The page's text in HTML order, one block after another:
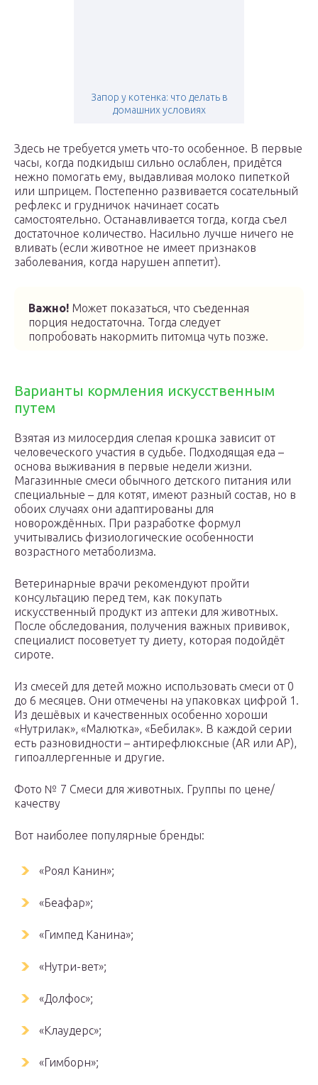
Запор у котенка: что делать в
домашних условиях
Здесь не требуется уметь что-то особенное. В первые
часы, когда подкидыш сильно ослаблен, придётся
нежно помогать ему, выдавливая молоко пипеткой
или шприцем. Постепенно развивается сосательный
рефлекс и грудничок начинает сосать
самостоятельно. Останавливается тогда, когда съел
достаточное количество. Насильно лучше ничего не
вливать (если животное не имеет признаков
заболевания, когда нарушен аппетит).
Важно! Может показаться, что съеденная
порция недостаточна. Тогда следует
попробовать накормить питомца чуть позже.
Варианты кормления искусственным
путем
Взятая из милосердия слепая крошка зависит от
человеческого участия в судьбе. Подходящая еда –
основа выживания в первые недели жизни.
Магазинные смеси обычного детского питания или
специальные – для котят, имеют разный состав, но в
обоих случаях они адаптированы для
новорождённых. При разработке формул
учитывались физиологические особенности
возрастного метаболизма.
Ветеринарные врачи рекомендуют пройти
консультацию перед тем, как покупать
искусственный продукт из аптеки для животных.
После обследования, получения важных прививок,
специалист посоветует ту диету, которая подойдёт
сироте.
Из смесей для детей можно использовать смеси от 0
до 6 месяцев. Они отмечены на упаковках цифрой 1.
Из дешёвых и качественных особенно хороши
«Нутрилак», «Малютка», «Бебилак». В каждой серии
есть разновидности – антирефлюксные (AR или АР),
гипоаллергенные и другие.
Фото № 7 Смеси для животных. Группы по цене/
качеству
Вот наиболее популярные бренды:
«Роял Канин»;
«Беафар»;
«Гимпед Канина»;
«Нутри-вет»;
«Долфос»;
«Клаудерс»;
«Гимборн»;